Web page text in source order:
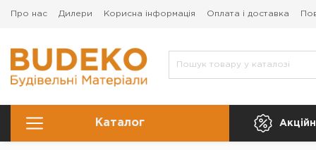
Про нас Дилери Корисна інформація Оплата і доставка
Каталог